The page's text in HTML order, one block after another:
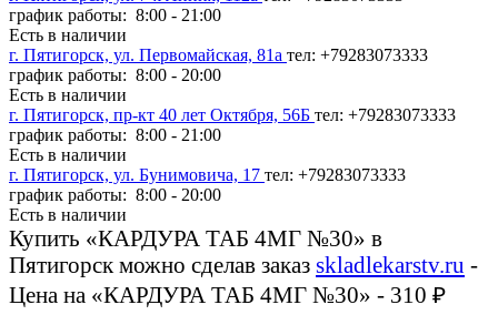
график работы: 8:00 - 21:00
Есть в наличии
г. Пятигорск, ул. Первомайская, 81а тел: +79283073333
график работы: 8:00 - 20:00
Есть в наличии
г. Пятигорск, пр-кт 40 лет Октября, 56Б тел: +79283073333
график работы: 8:00 - 21:00
Есть в наличии
г. Пятигорск, ул. Бунимовича, 17 тел: +79283073333
график работы: 8:00 - 20:00
Есть в наличии
Купить «КАРДУРА ТАБ 4МГ №30» в
Пятигорск можно сделав заказ skladlekarstv.ru -
Цена на «КАРДУРА ТАБ 4МГ №30» - 310 ₽